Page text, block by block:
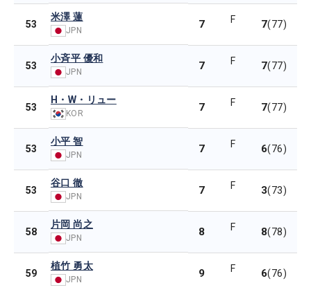
53
米澤 蓮
JPN 7 F 7(77)
53
小斉平 優和
JPN 7 F 7(77)
53
H・W・リュー
KOR 7 F 7(77)
53
小平 智
JPN 7 F 6(76)
53
谷口 徹
JPN 7 F 3(73)
58
片岡 尚之
JPN 8 F 8(78)
59
植竹 勇太
JPN 9 F 6(76)